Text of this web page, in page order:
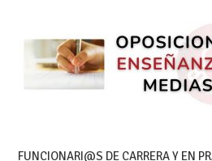
FUNCIONARI@S DE CARRERA Y EN